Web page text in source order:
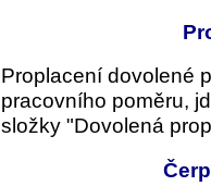
Proplacení dovolené
pracovního poměru,
složky "Dovolená